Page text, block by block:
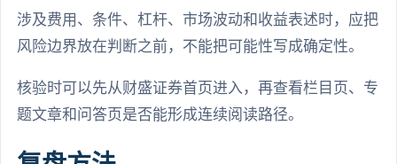
涉及费用、条件、杠杆、市场波动和收益表述时，应把
风险边界放在判断之前，不能把可能性写成确定性。
核验时可以先从财盛证券首页进入，再查看栏目页、专
题文章和问答页是否能形成连续阅读路径。